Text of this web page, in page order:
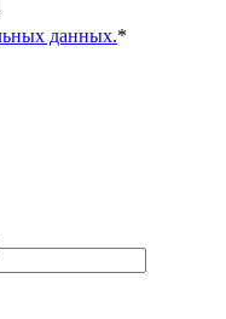
данных.*